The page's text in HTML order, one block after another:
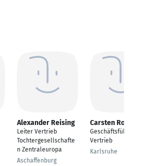
Alexander Reising
Leiter Vertrieb
Tochtergesellschafte
n Zentraleuropa
Aschaffenburg
Carsten Rother
Geschäftsführer
Vertrieb
Karlsruhe